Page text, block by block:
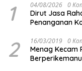
1 04/08/2026 0
Dirut Jasa
Penanganan
2 16/03/2019 0
Menag Kecam